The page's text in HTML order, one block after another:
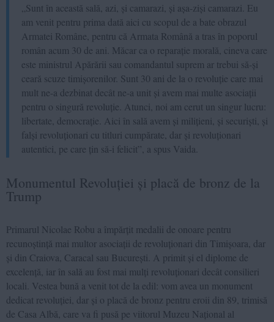
„Sunt în această sală, azi, și camarazi, și așa-ziși camarazi. Eu
am venit pentru prima dată aici cu scopul de a bate obrazul
Armatei Române, pentru că Armata Română a tras în poporul
român acum 30 de ani. Măcar ca o reparație morală, cineva care
este ministrul Apărării sau comandantul suprem ar trebui să-și
ceară scuze timișorenilor. Sunt 30 ani de la o revoluție care mai
mult ne-a dezbinat decât ne-a unit și avem mai multe asociații
pentru o singură revoluție. Atunci, noi am cerut un singur lucru:
libertate, democrație. Aici în sală avem și milițieni, și securiști, și
falși revoluționari cu titluri cumpărate, dar și revoluționari
autentici, pe care țin să-i felicit”, a spus Vaida.
Monumentul Revoluției și placă de bronz de la
Trump
Primarul Nicolae Robu a împărțit medalii de onoare pentru
recunoștință mai multor asociații de revoluționari din Timișoara, dar
și din Craiova, Caracal sau București. A primit și el diplome de
excelență, iar în sală au fost mai mulți revoluționari decât consilieri
locali. Vestea bună a venit tot de la edil: vom avea un monument
dedicat revoluției, dar și o placă de bronz pentru eroii din 89, trimisă
de Casa Albă, care va fi pusă pe viitorul Muzeu Național al